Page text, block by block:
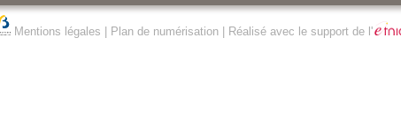
Mentions légales Plan de numérisation| Réalisé avec le support de l'